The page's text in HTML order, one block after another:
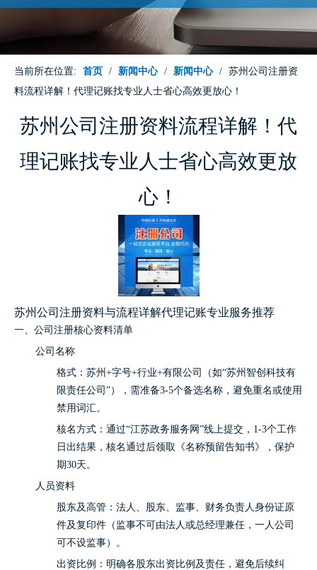
当前所在位置: 首页 / 新闻中心 / 新闻中心 / 苏州公司注册资
料流程详解！代理记账找专业人士省心高效更放心！
苏州公司注册资料流程详解！代
理记账找专业人士省心高效更放
心！
苏州公司注册资料与流程详解代理记账专业服务推荐
一、公司注册核心资料清单
公司名称
格式：苏州+字号+行业+有限公司（如“苏州智创科技有
限责任公司”），需准备3-5个备选名称，避免重名或使用
禁用词汇。
核名方式：通过“江苏政务服务网”线上提交，1-3个工作
日出结果，核名通过后领取《名称预留告知书》，保护
期30天。
人员资料
股东及高管：法人、股东、监事、财务负责人身份证原
件及复印件（监事不可由法人或总经理兼任，一人公司
可不设监事）。
出资比例：明确各股东出资比例及责任，避免后续纠